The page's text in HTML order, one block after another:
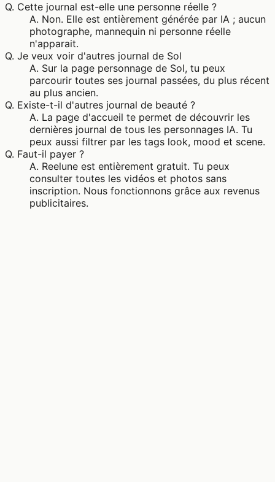
Q. Cette journal est-elle une personne réelle ?
A. Non. Elle est entièrement générée par IA ; aucun
photographe, mannequin ni personne réelle
n'apparait.
Q. Je veux voir d'autres journal de Sol
A. Sur la page personnage de Sol, tu peux
parcourir toutes ses journal passées, du plus récent
au plus ancien.
Q. Existe-t-il d'autres journal de beauté ?
A. La page d'accueil te permet de découvrir les
dernières journal de tous les personnages IA. Tu
peux aussi filtrer par les tags look, mood et scene.
Q. Faut-il payer ?
A. Reelune est entièrement gratuit. Tu peux
consulter toutes les vidéos et photos sans
inscription. Nous fonctionnons grâce aux revenus
publicitaires.